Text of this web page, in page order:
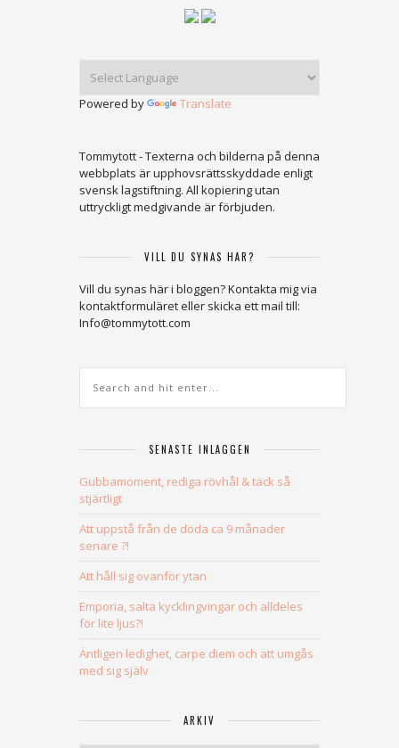
Powered by Translate
Tommytott - Texterna och bilderna på denna
webbplats är upphovsrättsskyddade enligt
svensk lagstiftning. All kopiering utan
uttryckligt medgivande är förbjuden.
VILL DU SYNAS HÄR?
Vill du synas här i bloggen? Kontakta mig via
kontaktformuläret eller skicka ett mail till:
Info@tommytott.com
SENASTE INLÄGGEN
Gubbamoment, rediga rövhål & tack så
stjärtligt
Att uppstå från de döda ca 9 månader
senare ?!
Att håll sig ovanför ytan
Emporia, salta kycklingvingar och alldeles
för lite ljus?!
Äntligen ledighet, carpe diem och att umgås
med sig själv
ARKIV